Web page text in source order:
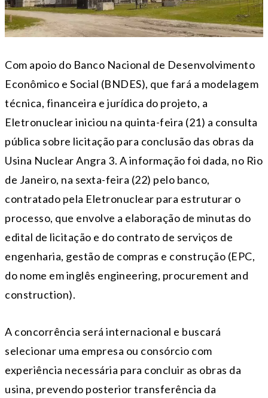
Com apoio do Banco Nacional de Desenvolvimento
Econômico e Social (BNDES), que fará a modelagem
técnica, financeira e jurídica do projeto, a
Eletronuclear iniciou na quinta-feira (21) a consulta
pública sobre licitação para conclusão das obras da
Usina Nuclear Angra 3. A informação foi dada, no Rio
de Janeiro, na sexta-feira (22) pelo banco,
contratado pela Eletronuclear para estruturar o
processo, que envolve a elaboração de minutas do
edital de licitação e do contrato de serviços de
engenharia, gestão de compras e construção (EPC,
do nome em inglês engineering, procurement and
construction).
A concorrência será internacional e buscará
selecionar uma empresa ou consórcio com
experiência necessária para concluir as obras da
usina, prevendo posterior transferência da